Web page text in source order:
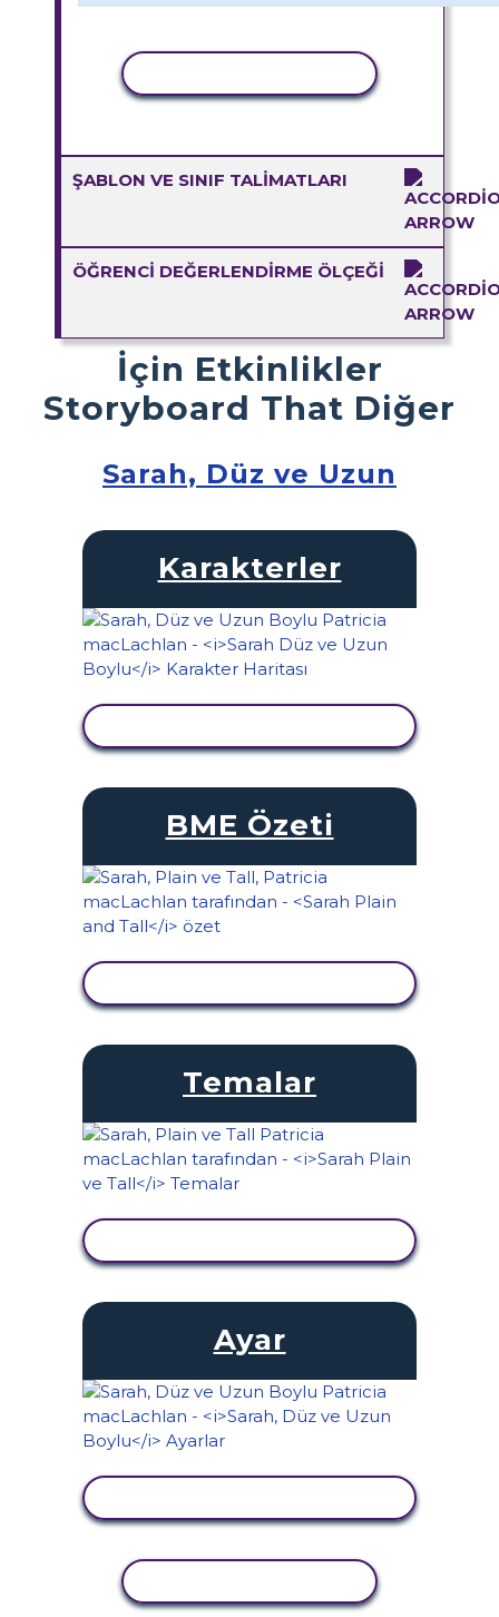
ŞABLON VE SINIF TALIMATLARI
ÖĞRENCI DEĞERLENDIRME ÖLÇEĞI
İçin Etkinlikler
Storyboard That Diğer
Sarah, Düz ve Uzun
Karakterler
BME Özeti
Temalar
Ayar